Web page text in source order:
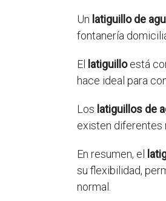
Un latiguillo de
fontanería
El latiguilloestá
hace ideal para
Los latiguillos de
existen diferentes
En resumen, el
su flexibilidad,
normal.